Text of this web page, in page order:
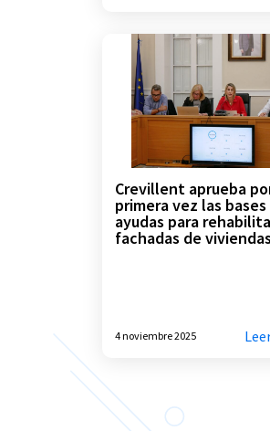
Crevillent aprueba
primera vez las bases
ayudas para
fachadas de viviendas
4 noviembre 2025